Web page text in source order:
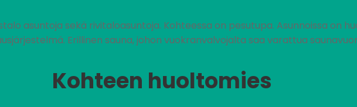
asuntoja sekä rivitaloasuntoja. Kohteessa on pesutupa. Asunnoissa on
Erillinen sauna, johon vuokranvalvojalta saa varattua
Kohteen huoltomies